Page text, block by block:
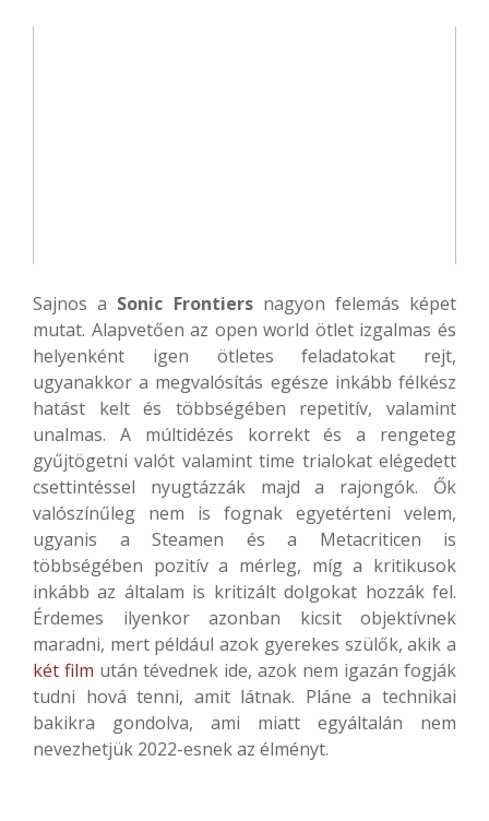
Sajnos a Sonic Frontiersnagyon felemás képet
mutat. Alapvetően az open world ötlet izgalmas és
helyenként igen ötletes feladatokat rejt,
ugyanakkor a megvalósítás egésze inkább félkész
hatást kelt és többségében repetitív, valamint
unalmas. A múltidézés korrekt és a rengeteg
gyűjtögetni valót valamint time trialokat elégedett
csettintéssel nyugtázzák majd a rajongók. Ők
valószínűleg nem is fognak egyetérteni velem,
ugyanis a Steamen és a Metacriticen is
többségében pozitív a mérleg, míg a kritikusok
inkább az általam is kritizált dolgokat hozzák fel.
Érdemes ilyenkor azonban kicsit objektívnek
maradni, mert például azok gyerekes szülők, akik a
két film után tévednek ide, azok nem igazán fogják
tudni hová tenni, amit látnak. Pláne a technikai
bakikra gondolva, ami miatt egyáltalán nem
nevezhetjük 2022-esnek az élményt.